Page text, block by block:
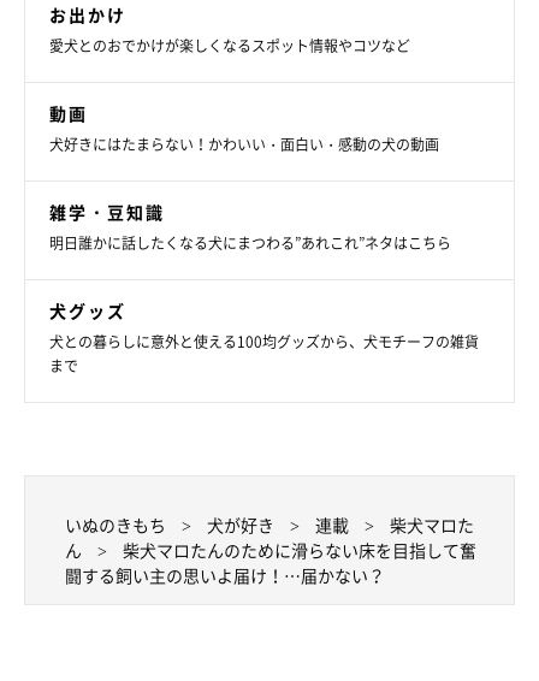
お出かけ
愛犬とのおでかけが楽しくなるスポット情報やコツなど
動画
犬好きにはたまらない！かわいい・面白い・感動の犬の動画
雑学・豆知識
明日誰かに話したくなる犬にまつわる”あれこれ”ネタはこちら
犬グッズ
犬との暮らしに意外と使える100均グッズから、犬モチーフの雑貨
まで
いぬのきもち 犬が好き 連載
柴犬マロた
ん
柴犬マロたんのために滑らない床を目指して奮
闘する飼い主の思いよ届け！…届かない？